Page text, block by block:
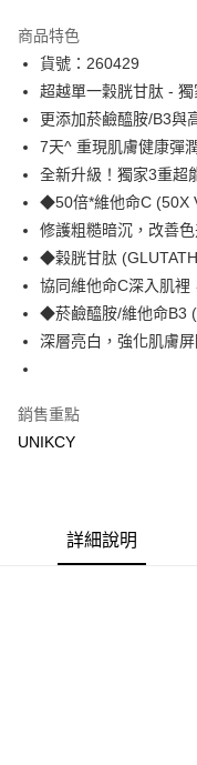
LINE Pay
Apple Pay
街口支付
悠遊付
Google Pay
運送方式
7-11取貨付款［需3-5個
每筆NT$70，滿NT$499(
每筆NT$70，滿NT$499(
商品特色
貨號：260429
超越單一穀胱甘肽 -
更添加菸鹼醯胺/B3與
7天^ 重現肌膚健康彈
全新升級！獨家3重超
◆50倍*維他命C (50X
修護粗糙暗沉，改善
◆榖胱甘肽
協同維他命C深入肌裡
◆菸鹼醯胺/維他命B3
深層亮白，強化肌膚
銷售重點
UNIKCY
詳細說明